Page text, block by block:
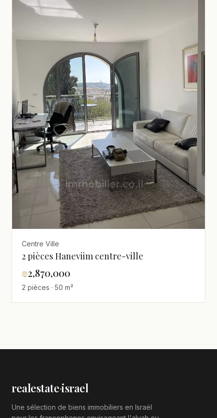
Centre Ville
2 pièces Haneviim centre-ville
₪2,870,000
2 pièces · 50 m²
realestate·israel
Une sélection de biens immobiliers en Israël